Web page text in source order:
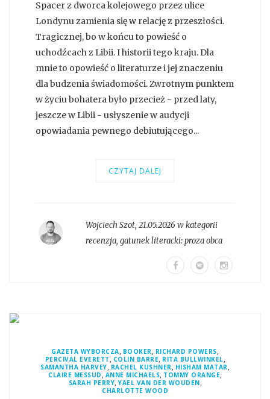
Spacer z dworca kolejowego przez ulice
Londynu zamienia się w relację z przeszłości.
Tragicznej, bo w końcu to powieść o
uchodźcach z Libii. I historii tego kraju. Dla
mnie to opowieść o literaturze i jej znaczeniu
dla budzenia świadomości. Zwrotnym punktem
w życiu bohatera było przecież - przed laty,
jeszcze w Libii - usłyszenie w audycji
opowiadania pewnego debiutującego...
CZYTAJ DALEJ
Wojciech Szot, 21.05.2026 w kategorii
recenzja, gatunek literacki:proza obca
GAZETA WYBORCZA, BOOKER, RICHARD POWERS,
PERCIVAL EVERETT , COLIN BARRE, RITA BULLWINKEL,
SAMANTHA HARVEY, RACHEL KUSHNER, HISHAM MATAR,
CLAIRE MESSUD , ANNE MICHAELS, TOMMY ORANGE,
SARAH PERRY,YAEL VAN DER WOUDEN,
CHARLOTTE WOOD